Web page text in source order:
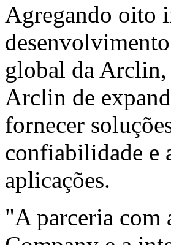
Agregando oito
global da Arclin,
Arclin de
fornecer
confiabilidade e
aplicações.
"A parceria com